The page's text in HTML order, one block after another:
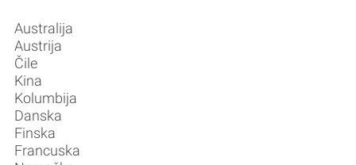
Australija
Austrija
Čile
Kina
Kolumbija
Danska
Finska
Francuska